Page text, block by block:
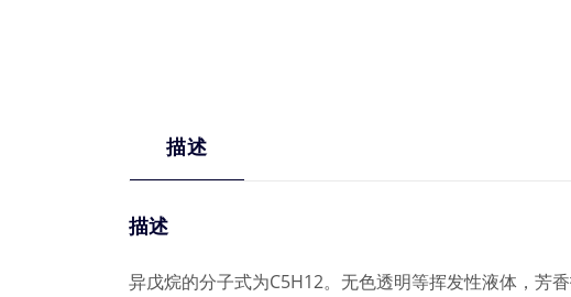
描述
描述
异戊烷的分子式为C5H12。无色透明等挥发性液体，芳